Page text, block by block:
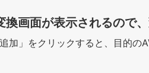
画面が表示されるので
加」をクリックすると、目的